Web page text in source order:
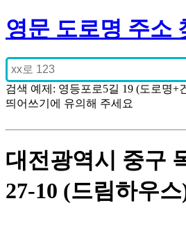
영문 도로명 주소
검색 예제: 영등포로5길 19 (도로명+
띄어쓰기에 유의해 주세요
대전광역시 중구
27-10 (드림하우